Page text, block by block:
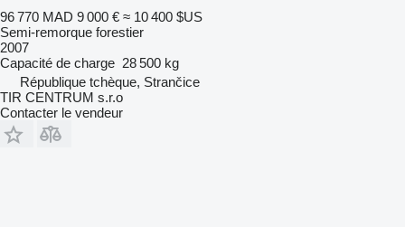
96 770 MAD 9 000 € ≈ 10 400 $US
Semi-remorque forestier
2007
Capacité de charge 28 500 kg
République tchèque, Strančice
TIR CENTRUM s.r.o
Contacter le vendeur